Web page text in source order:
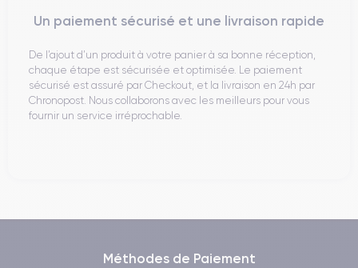
Un paiement sécurisé et une livraison rapide
De l’ajout d’un produit à votre panier à sa bonne réception,
chaque étape est sécurisée et optimisée. Le paiement
sécurisé est assuré par Checkout, et la livraison en 24h par
Chronopost. Nous collaborons avec les meilleurs pour vous
fournir un service irréprochable.
Méthodes de Paiement